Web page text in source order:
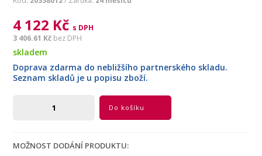
4 122 Kč s DPH
3 406.61 Kč bez DPH
skladem
Doprava zdarma do nebližšího partnerského skladu.
Seznam skladů je u popisu zboží.
Do košíku
MOŽNOST DODÁNÍ PRODUKTU: